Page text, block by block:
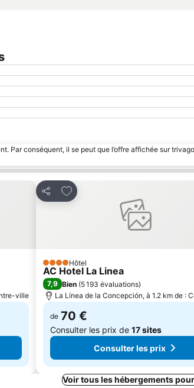
Par conséquent, il se peut que l’offre affichée sur
ville
Partager
Ajouter à mes favoris
4 ÉtoilesHôtel
AC Hotel La Linea
7,9 Bien (5 193 évaluations)
La Línea de la Concepción, à 1.2 km de :
de 70 €
Consulter les prix de 17 sites
Consulter les prix
Voir tous les hébergements